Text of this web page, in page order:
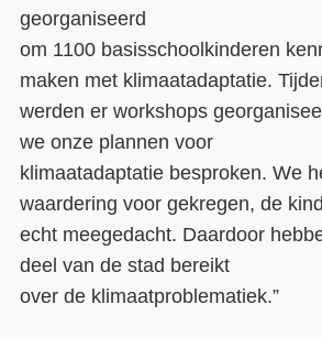
georganiseerd
om 1100 basisschoolkinderen
maken met klimaatadaptatie.
werden er workshops
we onze plannen voor
klimaatadaptatiebesproken. We
waardering voor gekregen, de
echt meegedacht. Daardoor
deel van de stad bereikt
over de klimaatproblematiek.”